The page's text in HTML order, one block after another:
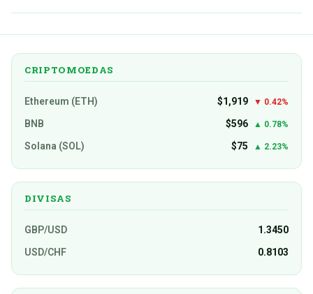
CRIPTOMOEDAS
Ethereum (ETH) $1,919 ▼ 0.42%
BNB $596 ▲ 0.78%
Solana (SOL) $75 ▲ 2.23%
DIVISAS
GBP/USD
1.3450
USD/CHF
0.8103